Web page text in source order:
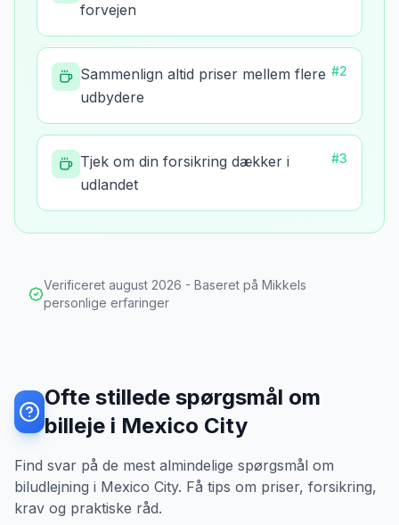
forvejen
Sammenlign altid priser mellem flere
udbydere
#2
Tjek om din forsikring dækker i
udlandet
#3
Verificeret august 2026 - Baseret på Mikkels
personlige erfaringer
Ofte stillede spørgsmål om
billeje i Mexico City
Find svar på de mest almindelige spørgsmål om
biludlejning i Mexico City. Få tips om priser, forsikring,
krav og praktiske råd.